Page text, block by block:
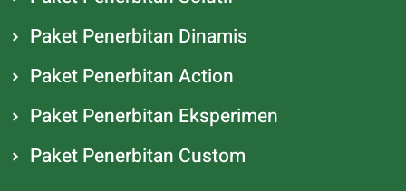
Paket Penerbitan Dinamis
Paket Penerbitan Action
Paket Penerbitan Eksperimen
Paket Penerbitan Custom